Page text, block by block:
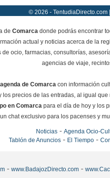
© 2026 - TentudiaDirecto.com
de Comarca donde podrás encontrar
actual y noticias acerca de la
de ocio, farmacias, consultorías,
agencias de viaje,
agenda de Comarcacon información
precios de las entradas, al igual que
en Comarca para el día de hoy y los
chat exclusivo para los pacenses y
Noticias- Agenda Ocio-
Tablón de Anuncios- El Tiempo-
- www.BadajozDirecto.com -